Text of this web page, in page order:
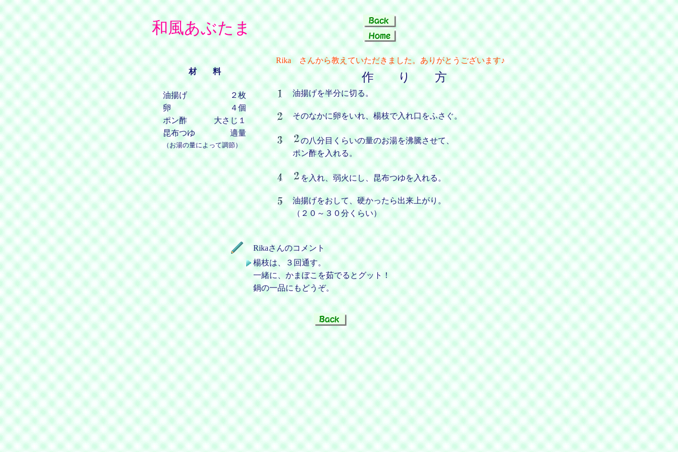
和風あぶたま
材 料
油揚げ
２枚
卵
４個
ポン酢
大さじ１
昆布つゆ
適量
（お湯の量によって調節）
Rika さんから教えていただきました。ありがとうございます♪
作 り 方
油揚げを半分に切る。
そのなかに卵をいれ、楊枝で入れ口をふさぐ。
の八分目くらいの量のお湯を沸騰させて、
ポン酢を入れる。
を入れ、弱火にし、昆布つゆを入れる。
油揚げをおして、硬かったら出来上がり。
（２０～３０分くらい）
Rikaさんのコメント
楊枝は、３回通す。
一緒に、かまぼこを茹でるとグット！
鍋の一品にもどうぞ。